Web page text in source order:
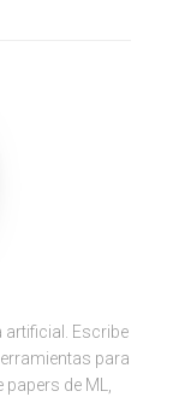
artificial. Escribe
para
de ML,